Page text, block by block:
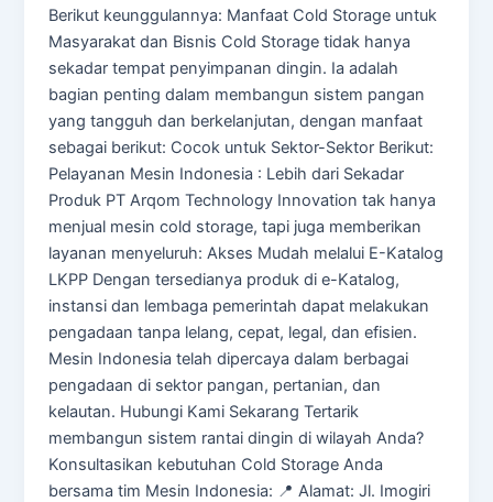
Berikut keunggulannya: Manfaat Cold Storage untuk
Masyarakat dan Bisnis Cold Storage tidak hanya
sekadar tempat penyimpanan dingin. Ia adalah
bagian penting dalam membangun sistem pangan
yang tangguh dan berkelanjutan, dengan manfaat
sebagai berikut: Cocok untuk Sektor-Sektor Berikut:
Pelayanan Mesin Indonesia : Lebih dari Sekadar
Produk PT Arqom Technology Innovation tak hanya
menjual mesin cold storage, tapi juga memberikan
layanan menyeluruh: Akses Mudah melalui E-Katalog
LKPP Dengan tersedianya produk di e-Katalog,
instansi dan lembaga pemerintah dapat melakukan
pengadaan tanpa lelang, cepat, legal, dan efisien.
Mesin Indonesia telah dipercaya dalam berbagai
pengadaan di sektor pangan, pertanian, dan
kelautan. Hubungi Kami Sekarang Tertarik
membangun sistem rantai dingin di wilayah Anda?
Konsultasikan kebutuhan Cold Storage Anda
bersama tim Mesin Indonesia: 📍 Alamat: Jl. Imogiri